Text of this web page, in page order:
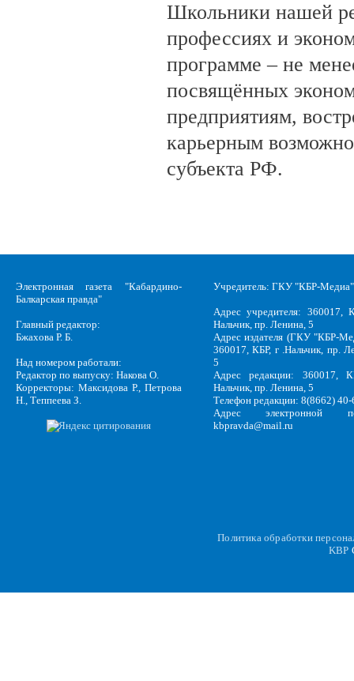
Школьники нашей
профессиях и
программе – не
посвящённых
предприятиям,
карьерным
субъекта РФ.
Электронная газета "Кабардино-
Балкарская правда"
Главный редактор:
Бжахова Р. Б.
Над номером работали:
Редактор по выпуску: Накова О.
Корректоры: Максидова Р., Петрова
Н., Теппеева З.
Учредитель: ГКУ "КБР-Медиа"
Адрес учредителя: 360017,
Нальчик, пр. Ленина, 5
Адрес издателя (ГКУ "КБР-
360017, КБР, г .Нальчик, пр.
5
Адрес редакции: 360017,
Нальчик, пр. Ленина, 5
Телефон редакции: 8(8662)
Адрес электронной
kbpravda@mail.ru
Политика обработки
KBP